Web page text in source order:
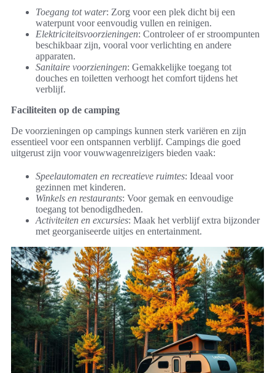
Toegang tot water: Zorg voor een plek dicht bij een
waterpunt voor eenvoudig vullen en reinigen.
Elektriciteitsvoorzieningen: Controleer of er stroompunten
beschikbaar zijn, vooral voor verlichting en andere
apparaten.
Sanitaire voorzieningen: Gemakkelijke toegang tot
douches en toiletten verhoogt het comfort tijdens het
verblijf.
Faciliteiten op de camping
De voorzieningen op campings kunnen sterk variëren en zijn
essentieel voor een ontspannen verblijf. Campings die goed
uitgerust zijn voor vouwwagenreizigers bieden vaak:
Speelautomaten en recreatieve ruimtes: Ideaal voor
gezinnen met kinderen.
Winkels en restaurants: Voor gemak en eenvoudige
toegang tot benodigdheden.
Activiteiten en excursies: Maak het verblijf extra bijzonder
met georganiseerde uitjes en entertainment.